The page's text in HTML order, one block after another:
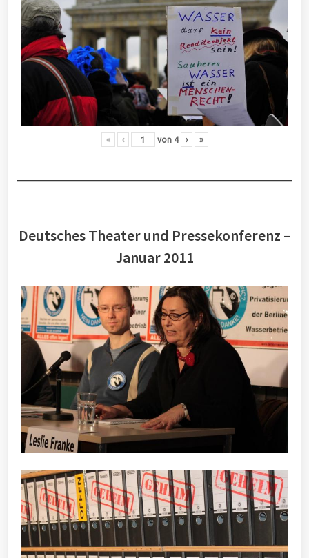
« ‹ von 4 › »
Deutsches Theater und Pressekonferenz –
Januar 2011